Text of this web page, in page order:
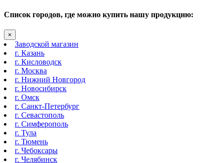
Список городов, где можно купить нашу продукцию:
×
Заводской магазин
г. Казань
г. Кисловодск
г. Москва
г. Нижний Новгород
г. Новосибирск
г. Омск
г. Санкт-Петербург
г. Севастополь
г. Симферополь
г. Тула
г. Тюмень
г. Чебоксары
г. Челябинск